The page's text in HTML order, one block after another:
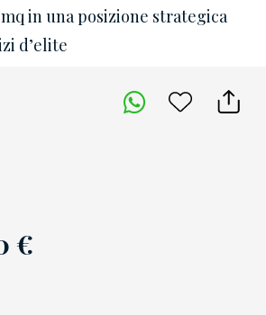
in una posizione strategica
d’elite
€